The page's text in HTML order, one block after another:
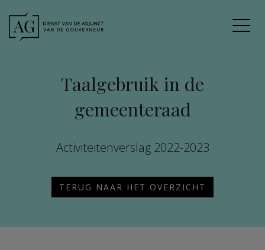
Taalgebruik in de
gemeenteraad
Activiteitenverslag 2022-2023
TERUG NAAR HET OVERZICHT